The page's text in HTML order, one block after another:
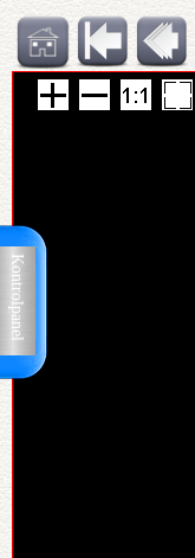
Kontrolpanel